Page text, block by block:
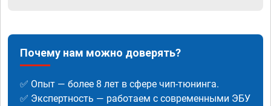
Почему нам можно доверять?
✅ Опыт — более 8 лет в сфере чип-тюнинга.
✅ Экспертность — работаем с современными ЭБУ